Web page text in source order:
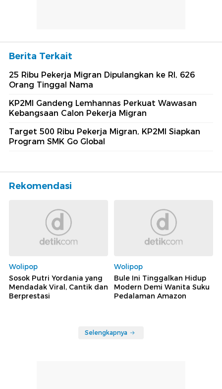
Berita Terkait
25 Ribu Pekerja Migran Dipulangkan ke RI, 626
Orang Tinggal Nama
KP2MI Gandeng Lemhannas Perkuat Wawasan
Kebangsaan Calon Pekerja Migran
Target 500 Ribu Pekerja Migran, KP2MI Siapkan
Program SMK Go Global
Rekomendasi
Wolipop
Sosok Putri Yordania yang
Mendadak Viral, Cantik dan
Berprestasi
Wolipop
Bule Ini Tinggalkan Hidup
Modern Demi Wanita Suku
Pedalaman Amazon
Selengkapnya